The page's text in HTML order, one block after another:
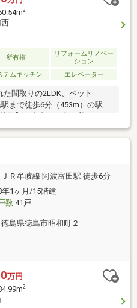
2
所有権
リフォームリノベー
ション
テムキッチン エレベーター
間取りの2LDK、ペット
まで徒歩6分（453m）の駅近
シューズクローク。・2部屋
の洋室とバルコニー側の洋
ンター（下部収納）。【生活
藍場浜公園、ＪＲ徳島駅が徒
】・JR徳島駅453m（徒歩6
徒歩約6分)・徳島中学校
ンイレブン徳島南出来島1丁
波銀ホール55m(徒歩約1分)
ＪＲ牟岐線 阿波富田駅 徒歩6分
年1ヶ月/15階建
数41戸
徳島県徳島市昭和町２
万円
2